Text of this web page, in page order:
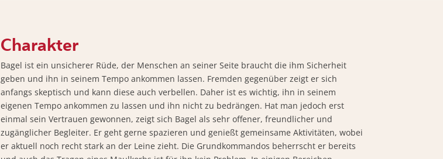
Charakter
Bagel ist ein unsicherer Rüde, der Menschen an seiner Seite braucht die ihm Sicherheit
geben und ihn in seinem Tempo ankommen lassen. Fremden gegenüber zeigt er sich
anfangs skeptisch und kann diese auch verbellen. Daher ist es wichtig, ihn in seinem
eigenen Tempo ankommen zu lassen und ihn nicht zu bedrängen. Hat man jedoch erst
einmal sein Vertrauen gewonnen, zeigt sich Bagel als sehr offener, freundlicher und
zugänglicher Begleiter. Er geht gerne spazieren und genießt gemeinsame Aktivitäten, wobei
er aktuell noch recht stark an der Leine zieht. Die Grundkommandos beherrscht er bereits